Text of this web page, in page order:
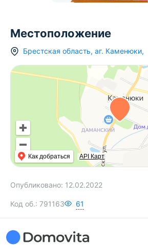
Местоположение
Брестская область, аг. Каменюки,
Как добраться API Карт
Опубликовано: 12.02.2022
Код об.: 791163 61